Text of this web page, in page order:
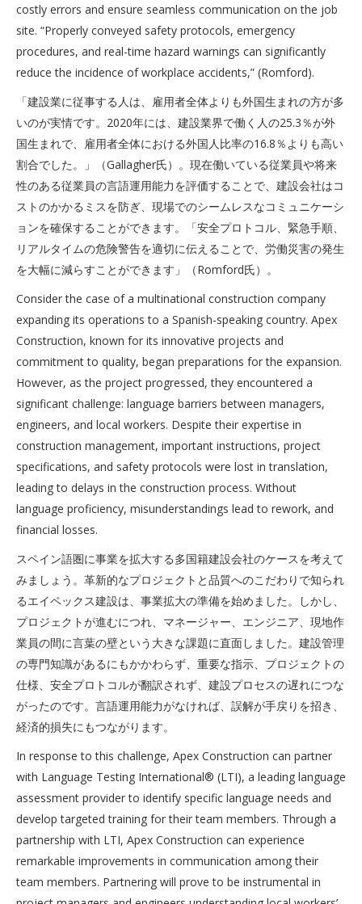
costly errors and ensure seamless communication on the job
site. “Properly conveyed safety protocols, emergency
procedures, and real-time hazard warnings can significantly
reduce the incidence of workplace accidents,” (Romford).
「建設業に従事する人は、雇用者全体よりも外国生まれの方が多
いのが実情です。2020年には、建設業界で働く人の25.3％が外
国生まれで、雇用者全体における外国人比率の16.8％よりも高い
割合でした。」（Gallagher氏）。現在働いている従業員や将来
性のある従業員の言語運用能力を評価することで、建設会社はコ
ストのかかるミスを防ぎ、現場でのシームレスなコミュニケーシ
ョンを確保することができます。「安全プロトコル、緊急手順、
リアルタイムの危険警告を適切に伝えることで、労働災害の発生
を大幅に減らすことができます」（Romford氏）。
Consider the case of a multinational construction company
expanding its operations to a Spanish-speaking country. Apex
Construction, known for its innovative projects and
commitment to quality, began preparations for the expansion.
However, as the project progressed, they encountered a
significant challenge: language barriers between managers,
engineers, and local workers. Despite their expertise in
construction management, important instructions, project
specifications, and safety protocols were lost in translation,
leading to delays in the construction process. Without
language proficiency, misunderstandings lead to rework, and
financial losses.
スペイン語圏に事業を拡大する多国籍建設会社のケースを考えて
みましょう。革新的なプロジェクトと品質へのこだわりで知られ
るエイペックス建設は、事業拡大の準備を始めました。しかし、
プロジェクトが進むにつれ、マネージャー、エンジニア、現地作
業員の間に言葉の壁という大きな課題に直面しました。建設管理
の専門知識があるにもかかわらず、重要な指示、プロジェクトの
仕様、安全プロトコルが翻訳されず、建設プロセスの遅れにつな
がったのです。言語運用能力がなければ、誤解が手戻りを招き、
経済的損失にもつながります。
In response to this challenge, Apex Construction can partner
with Language Testing International® (LTI), a leading language
assessment provider to identify specific language needs and
develop targeted training for their team members. Through a
partnership with LTI, Apex Construction can experience
remarkable improvements in communication among their
team members. Partnering will prove to be instrumental in